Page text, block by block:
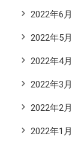
2022年6月
2022年5月
2022年4月
2022年3月
2022年2月
2022年1月